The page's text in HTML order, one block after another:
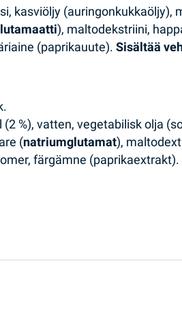
kasviöljy
), maltodekstriini,
(paprikauute).Sisältää
(2 %), vatten, vegetabilisk olja
(natriumglutamat),
färgämne (paprikaextrakt).